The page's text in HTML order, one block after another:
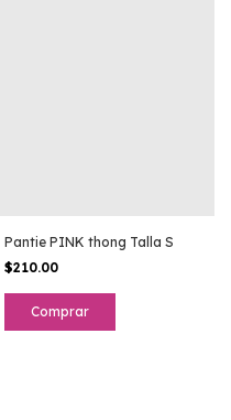
Pantie PINK thong Talla S
$210.00